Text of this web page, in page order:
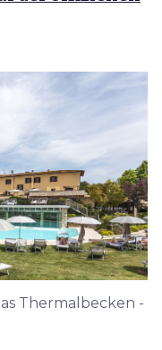
Thermalbecken -